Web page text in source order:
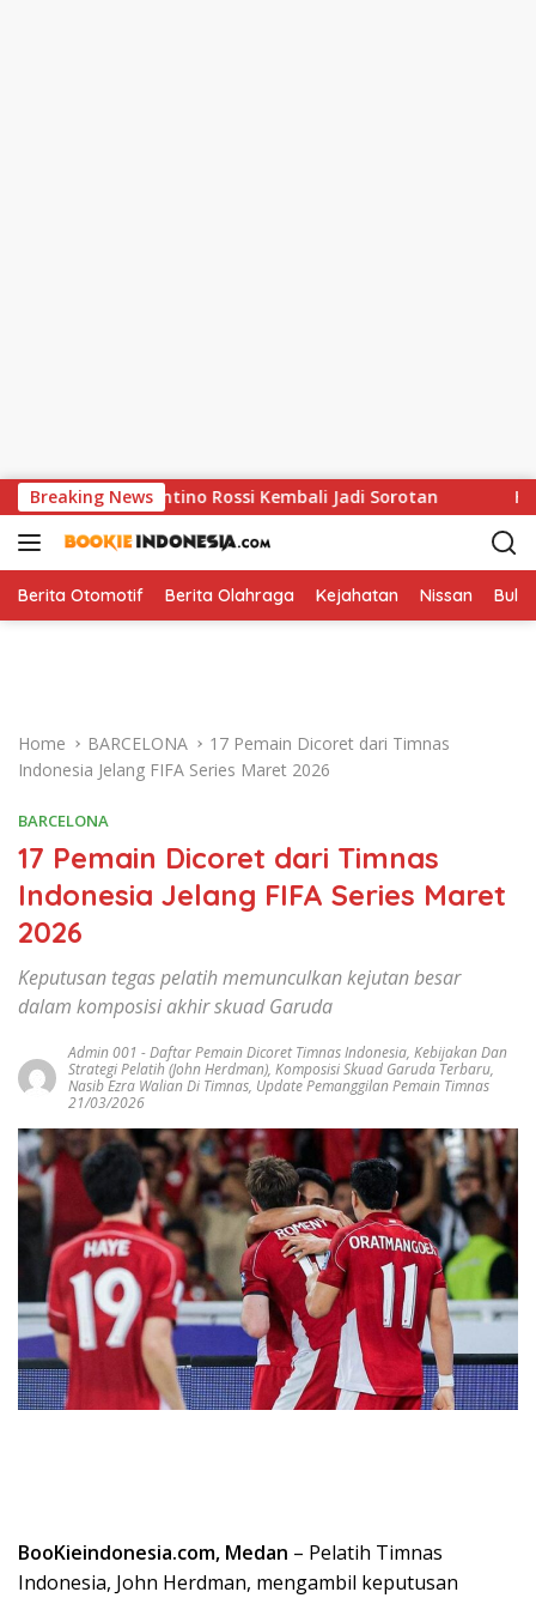
k
p
o
Breaking News
Valentino Rossi Kembali Jadi Sorotan Hasil
Berita Otomotif Berita Olahraga Kejahatan Nissan
Home BARCELONA
17 Pemain Dicoret dari Timnas
Indonesia Jelang FIFA Series Maret 2026
BARCELONA
17 Pemain Dicoret dari Timnas
Indonesia Jelang FIFA Series Maret
2026
Keputusan tegas pelatih memunculkan kejutan besar
dalam komposisi akhir skuad Garuda
Admin 001 -Daftar Pemain Dicoret Timnas Indonesia, Kebijakan Dan
Strategi Pelatih (John Herdman), Komposisi Skuad Garuda Terbaru,
Nasib Ezra Walian Di Timnas, Update Pemanggilan Pemain Timnas
21/03/2026
BooKieindonesia.com, Medan – Pelatih Timnas
Indonesia, John Herdman, mengambil keputusan